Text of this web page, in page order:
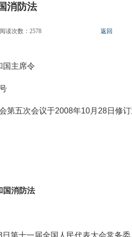
消防法
阅读次数： 2578 返回
国主席令
第五次会议于2008年10月28日修
国消防法